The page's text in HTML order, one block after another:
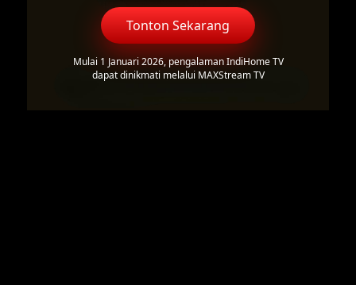
Tonton Sekarang
Mulai 1 Januari 2026, pengalaman IndiHome TV
dapat dinikmati melalui MAXStream TV